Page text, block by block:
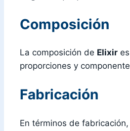
Composición
La composición de Elixir
proporciones y
Fabricación
En términos de fabricación,